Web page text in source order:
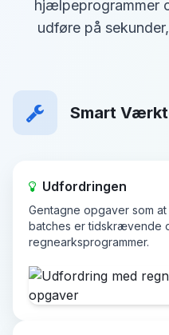
hjælpeprogrammer
udføre på
Smart
Udfordringen
Gentagne opgaver som
batches er tidskrævende
regnearksprogrammer.